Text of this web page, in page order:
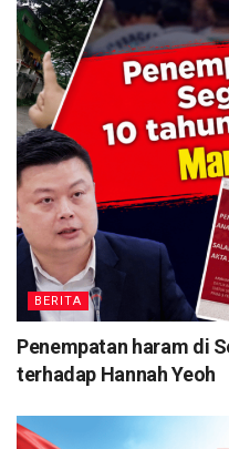
BERITA
Penempatan haram di
terhadap Hannah Yeoh